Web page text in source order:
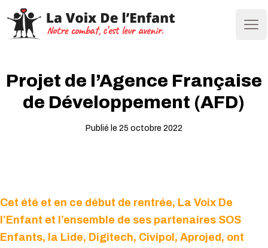
Projet de l’Agence Française
de Développement (AFD)
Publié le 25 octobre 2022
Cet été et en ce début de rentrée, La Voix De
l’Enfant et l’ensemble de ses partenaires SOS
Enfants, la Lide, Digitech, Civipol, Aprojed, ont